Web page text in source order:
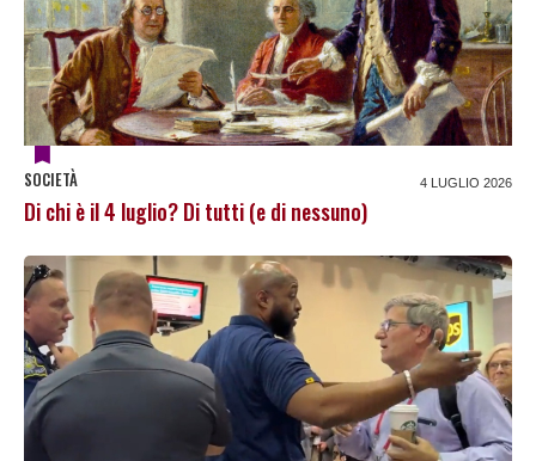
SOCIETÀ 4 LUGLIO 2026
Di chi è il 4 luglio? Di tutti (e di nessuno)